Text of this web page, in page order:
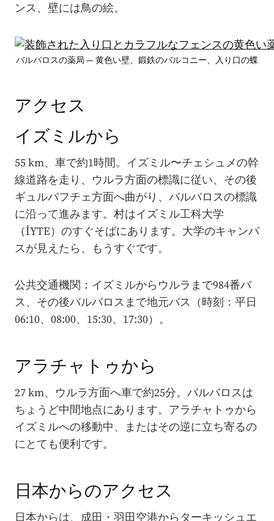
ンス、壁には鳥の絵。
バルバロスの薬局 — 黄色い壁、鍛鉄のバルコニー、入り口の蝶
アクセス
イズミルから
55 km、車で約1時間。イズミル〜チェシュメの幹
線道路を走り、ウルラ方面の標識に従い、その後
ギュルバフチェ方面へ曲がり、バルバロスの標識
に沿って進みます。村はイズミル工科大学
（İYTE）のすぐそばにあります。大学のキャンパ
スが見えたら、もうすぐです。
公共交通機関：イズミルからウルラまで984番バ
ス、その後バルバロスまで地元バス（時刻：平日
06:10、08:00、15:30、17:30）。
アラチャトゥから
27 km、ウルラ方面へ車で約25分。バルバロスは
ちょうど中間地点にあります。アラチャトゥから
イズミルへの移動中、またはその逆に立ち寄るの
にとても便利です。
日本からのアクセス
日本からは、成田・羽田空港からターキッシュエ